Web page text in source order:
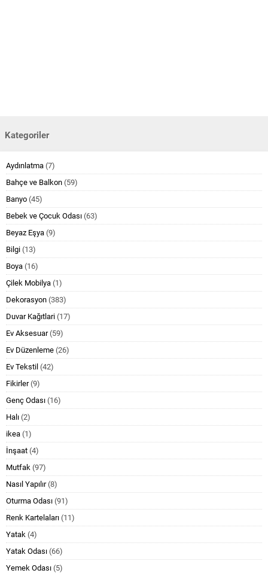
Kategoriler
Aydınlatma (7)
Bahçe ve Balkon (59)
Banyo (45)
Bebek ve Çocuk Odası (63)
Beyaz Eşya (9)
Bilgi (13)
Boya (16)
Çilek Mobilya (1)
Dekorasyon (383)
Duvar Kağıtlari (17)
Ev Aksesuar(59)
Ev Düzenleme (26)
Ev Tekstil (42)
Fikirler(9)
Genç Odası (16)
Halı (2)
ikea (1)
İnşaat (4)
Mutfak (97)
Nasıl Yapılır(8)
Oturma Odası (91)
Renk Kartelaları (11)
Yatak (4)
Yatak Odası (66)
Yemek Odası (5)